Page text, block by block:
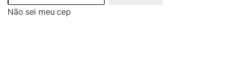
Não sei meu cep